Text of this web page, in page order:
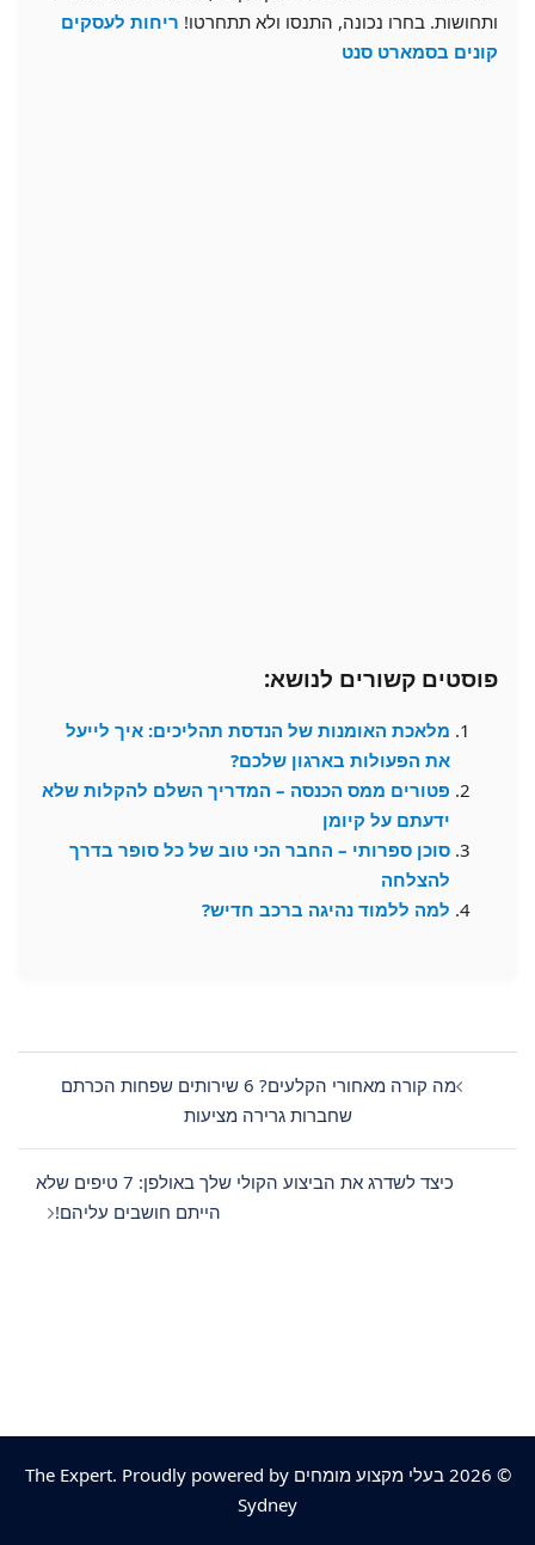
ותחושות. בחרו נכונה, התנסו ולא תתחרטו! ריחות לעסקים
קונים בסמארט סנט
פוסטים קשורים לנושא:
מלאכת האומנות של הנדסת תהליכים: איך לייעל
את הפעולות בארגון שלכם?
פטורים ממס הכנסה – המדריך השלם להקלות שלא
ידעתם על קיומן
סוכן ספרותי – החבר הכי טוב של כל סופר בדרך
להצלחה
למה ללמוד נהיגה ברכב חדיש?
navigation
מה קורה מאחורי הקלעים? 6 שירותים שפחות הכרתם
שחברות גרירה מציעות
כיצד לשדרג את הביצוע הקולי שלך באולפן: 7 טיפים שלא
הייתם חושבים עליהם!
© 2026 בעלי מקצוע מומחים The Expert. Proudly powered by
Sydney